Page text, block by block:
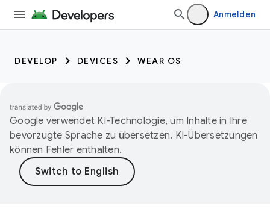
Anmelden
DEVELOP DEVICES WEAR OS
Google verwendet KI-Technologie, um Inhalte in Ihre
bevorzugte Sprache zu übersetzen. KI-Übersetzungen
können Fehler enthalten.